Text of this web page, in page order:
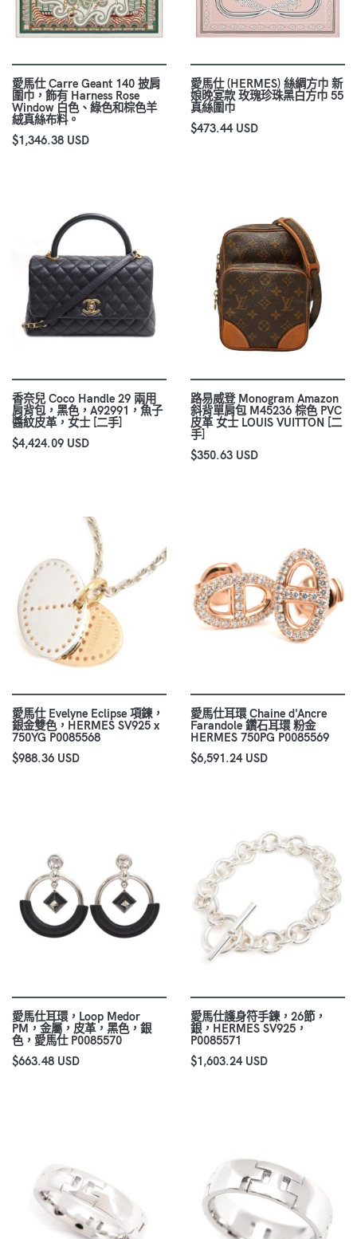
愛馬仕 Carre Geant 140 披肩
圍巾，飾有 Harness Rose
Window 白色、綠色和棕色羊
絨真絲布料。
$1,346.38 USD
愛馬仕 (HERMES) 絲綢方巾 新
娘晚宴款 玫瑰珍珠黑白方巾 55
真絲圍巾
$473.44 USD
香奈兒 Coco Handle 29 兩用
肩背包，黑色，A92991，魚子
醬紋皮革，女士 [二手]
$4,424.09 USD
路易威登 Monogram Amazon
斜背單肩包 M45236 棕色 PVC
皮革 女士 LOUIS VUITTON [二
手]
$350.63 USD
愛馬仕 Evelyne Eclipse 項鍊，
銀金雙色，HERMES SV925 x
750YG P0085568
$988.36 USD
愛馬仕耳環 Chaine d'Ancre
Farandole 鑽石耳環 粉金
HERMES 750PG P0085569
$6,591.24 USD
愛馬仕耳環，Loop Medor
PM，金屬，皮革，黑色，銀
色，愛馬仕 P0085570
$663.48 USD
愛馬仕護身符手鍊，26節，
銀，HERMES SV925，
P0085571
$1,603.24 USD